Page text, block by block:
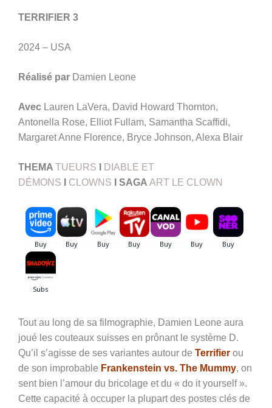
TERRIFIER 3
2024 – USA
Réalisé par Damien Leone
Avec Lauren LaVera, David Howard Thornton,
Antonella Rose, Elliot Fullam, Samantha Scaffidi,
Margaret Anne Florence, Bryce Johnson, Alexa Blair
THEMA TUEURS
DIABLE ET
DÉMONS
CLOWNS I SAGA ART LE CLOWN
Tout au long de sa filmographie, Damien Leone aura
joué les couteaux suisses en prônant le système D.
Qu’il s’agisse de ses variantes autour de Terrifier ou
de son improbable Frankenstein vs. The Mummy, on
sent bien l’amour du bricolage et du « do it yourself ».
Cette capacité à occuper la plupart des postes clés de